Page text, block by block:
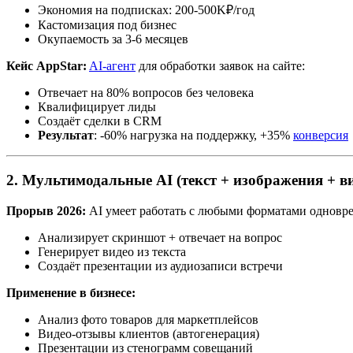
Экономия на подписках: 200-500K₽/год
Кастомизация под бизнес
Окупаемость за 3-6 месяцев
Кейс AppStar: AI-агент для обработки заявок на сайте:
Отвечает на 80% вопросов без человека
Квалифицирует лиды
Создаёт сделки в CRM
Результат: -60% нагрузка на поддержку, +35% конверсия
2. Мультимодальные AI (текст + изображения +
Прорыв 2026: AI умеет работать с любыми форматами
Анализирует скриншот + отвечает на вопрос
Генерирует видео из текста
Создаёт презентации из аудиозаписи встречи
Применение в бизнесе:
Анализ фото товаров для маркетплейсов
Видео-отзывы клиентов (автогенерация)
Презентации из стенограмм совещаний